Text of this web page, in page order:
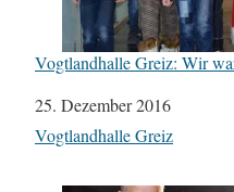
Vogtlandhalle Greiz: Wir
Datum
25. Dezember 2016
In Bezug auf
Vogtlandhalle Greiz